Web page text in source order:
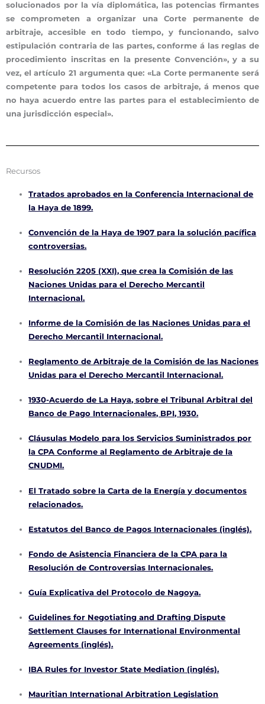
solucionados por la vía diplomática, las potencias firmantes
se comprometen a organizar una Corte permanente de
arbitraje, accesible en todo tiempo, y funcionando, salvo
estipulación contraria de las partes, conforme á las reglas de
procedimiento inscritas en la presente Convención», y a su
vez, el artículo 21 argumenta que: «La Corte permanente será
competente para todos los casos de arbitraje, á menos que
no haya acuerdo entre las partes para el establecimiento de
una jurisdicción especial».
Recursos
Tratados aprobados en la Conferencia Internacional de
la Haya de 1899.
Convención de la Haya de 1907 para la solución pacífica
controversias.
Resolución 2205 (XXI), que crea la Comisión de las
Naciones Unidas para el Derecho Mercantil
Internacional.
Informe de la Comisión de las Naciones Unidas para el
Derecho Mercantil Internacional.
Reglamento de Arbitraje de la Comisión de las Naciones
Unidas para el Derecho Mercantil Internacional.
1930-Acuerdo de La Haya, sobre el Tribunal Arbitral del
Banco de Pago Internacionales, BPI, 1930.
Cláusulas Modelo para los Servicios Suministrados por
la CPA Conforme al Reglamento de Arbitraje de la
CNUDMI.
El Tratado sobre la Carta de la Energía y documentos
relacionados.
Estatutos del Banco de Pagos Internacionales (inglés).
Fondo de Asistencia Financiera de la CPA para la
Resolución de Controversias Internacionales.
Guía Explicativa del Protocolo de Nagoya.
Guidelines for Negotiating and Drafting Dispute
Settlement Clauses for International Environmental
Agreements (inglés).
IBA Rules for Investor State Mediation (inglés).
Mauritian International Arbitration Legislation